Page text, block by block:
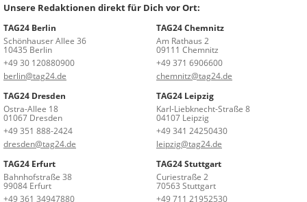
Unsere Redaktionen direkt für Dich vor Ort:
TAG24 Berlin
Schönhauser Allee 36
10435 Berlin
+49 30 120880900
berlin@tag24.de
TAG24 Chemnitz
Am Rathaus 2
09111 Chemnitz
+49 371 6906600
chemnitz@tag24.de
TAG24 Dresden
Ostra-Allee 18
01067 Dresden
+49 351 888-2424
dresden@tag24.de
TAG24 Leipzig
Karl-Liebknecht-Straße 8
04107 Leipzig
+49 341 24250430
leipzig@tag24.de
TAG24 Erfurt
Bahnhofstraße 38
99084 Erfurt
+49 361 34947880
TAG24 Stuttgart
Curiestraße 2
70563 Stuttgart
+49 711 21952530